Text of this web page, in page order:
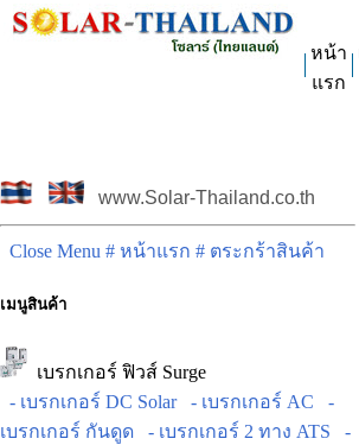
หน้า
แรก
www.Solar-Thailand.co.th
Close Menu # หน้าแรก # ตระกร้าสินค้า
เมนูสินค้า
เบรกเกอร์ ฟิวส์ Surge
- เบรกเกอร์ DC Solar
- เบรกเกอร์ AC
-
เบรกเกอร์ กันดูด
- เบรกเกอร์ 2 ทาง ATS
-